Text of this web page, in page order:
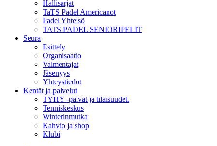
Hallisarjat
TaTS Padel Americanot
Padel Yhteisö
TATS PADEL SENIORIPELIT
Seura
Esittely
Organisaatio
Valmentajat
Jäsenyys
Yhteystiedot
Kentät ja palvelut
TYHY -päivät ja tilaisuudet.
Tenniskeskus
Winterinmutka
Kahvio ja shop
Klubi